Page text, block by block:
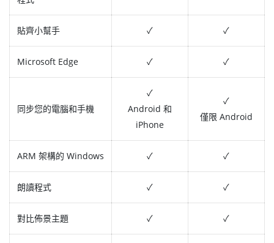
貼齊小幫手 ✓ ✓
Microsoft Edge ✓ ✓
同步您的電腦和手機
✓
Android 和
iPhone
✓
僅限 Android
ARM 架構的 Windows ✓ ✓
朗讀程式 ✓ ✓
對比佈景主題 ✓ ✓